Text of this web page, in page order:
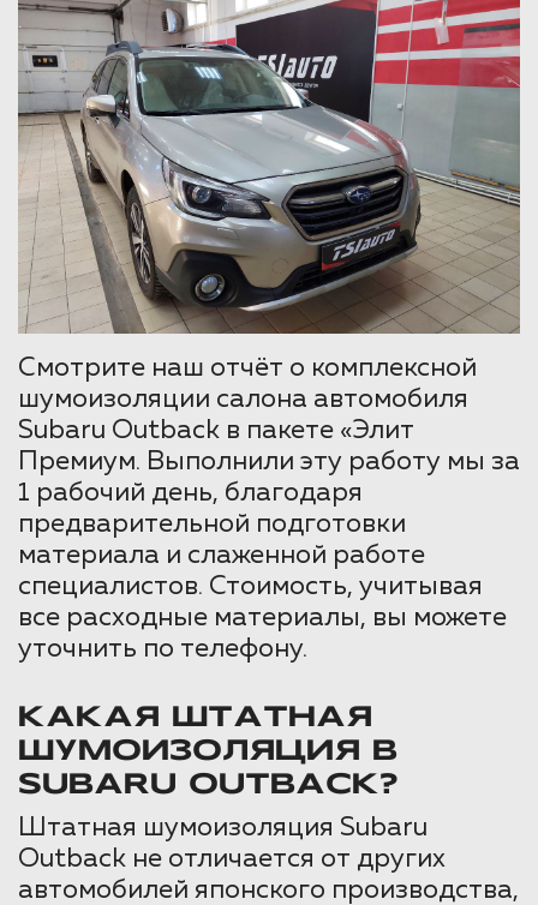
Смотрите наш отчёт о комплексной
шумоизоляции салона автомобиля
Subaru Outback в пакете «Элит
Премиум. Выполнили эту работу мы за
1 рабочий день, благодаря
предварительной подготовки
материала и слаженной работе
специалистов. Стоимость, учитывая
все расходные материалы, вы можете
уточнить по телефону.
КАКАЯ ШТАТНАЯ
ШУМОИЗОЛЯЦИЯ В
SUBARU OUTBACK?
Штатная шумоизоляция Subaru
Outback не отличается от других
автомобилей японского производства,